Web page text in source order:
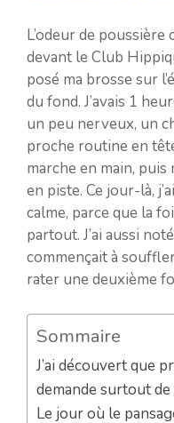
L’odeur de poussière
devant le Club
posé ma brosse sur
du fond. J’avais 1
un peu nerveux, un
proche routine en
marche en main, puis
en piste. Ce jour-là,
calme, parce que la
partout. J’ai aussi
commençait à
rater une deuxième
Sommaire
J’ai découvert que
demande surtout
Le jour où le